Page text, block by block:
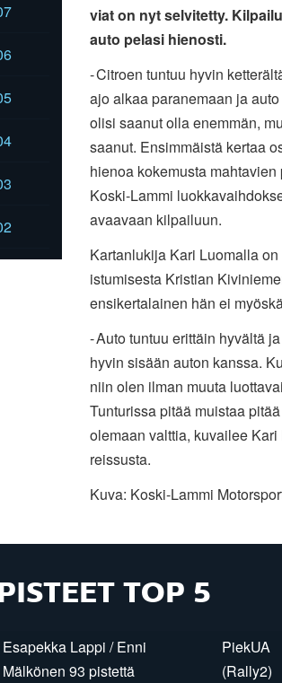
viat on nyt selvitetty.
auto pelasi hienosti.
-Citroen tuntuu hyvin
ajo alkaa paranemaan ja
olisi saanut olla enemmän,
saanut. Ensimmäistä kertaa
hienoa kokemusta
Koski-Lammi
avaavaan kilpailuun.
Kartanlukija Kari Luomalla
istumisesta Kristian
ensikertalainen hän ei
-Auto tuntuu erittäin hyvältä
hyvin sisään auton kanssa.
niin olen ilman muuta
Tunturissa pitää muistaa
olemaan valttia, kuvailee
reissusta.
Kuva: Koski-Lammi
PISTEET TOP 5
Esapekka Lappi / Enni
Mälkönen 93 pistettä
PiekUA
(Rally2)